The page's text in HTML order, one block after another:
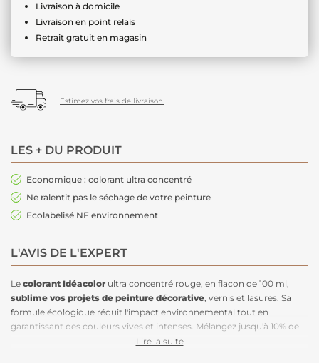
Livraison à domicile
Livraison en point relais
Retrait gratuit en magasin
Estimez vos frais de livraison.
LES + DU PRODUIT
Economique : colorant ultra concentré
Ne ralentit pas le séchage de votre peinture
Ecolabelisé NF environnement
L'AVIS DE L'EXPERT
Le colorant Idéacolor ultra concentré rouge, en flacon de 100 ml,
sublime vos projets de peinture décorative, vernis et lasures. Sa
formule écologique réduit l'impact environnemental tout en
garantissant des couleurs vives et intenses. Mélangez jusqu'à 10% de
colorant avec votre peinture pour des teintes éclatantes. Sans plomb,
Lire la suite